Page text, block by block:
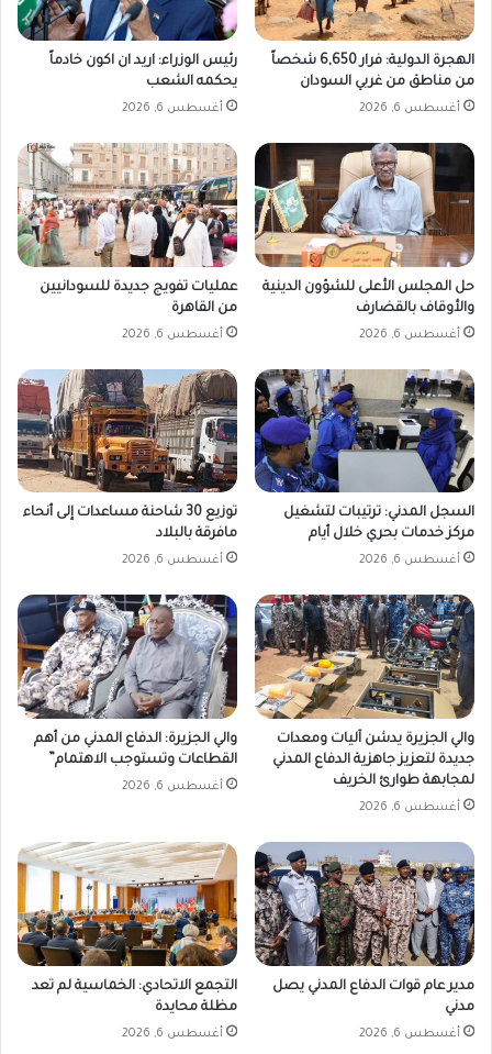
الهجرة الدولية: فرار 6,650 شخصاً
من مناطق من غربي السودان
أغسطس 6, 2026
رئيس الوزراء: اريد ان اكون خادماً
يحكمه الشعب
أغسطس 6, 2026
حل المجلس الأعلى للشؤون الدينية
والأوقاف بالقضارف
أغسطس 6, 2026
عمليات تفويج جديدة للسودانيين
من القاهرة
أغسطس 6, 2026
السجل المدني: ترتيبات لتشغيل
مركز خدمات بحري خلال أيام
أغسطس 6, 2026
توزيع 30 شاحنة مساعدات إلى أنحاء
مافرقة بالبلاد
أغسطس 6, 2026
والي الجزيرة يدشن آليات ومعدات
جديدة لتعزيز جاهزية الدفاع المدني
لمجابهة طوارئ الخريف
أغسطس 6, 2026
والي الجزيرة: الدفاع المدني من أهم
القطاعات وتستوجب الاهتمام”
أغسطس 6, 2026
مدير عام قوات الدفاع المدني يصل
مدني
أغسطس 6, 2026
التجمع الاتحادي: الخماسية لم تعد
مظلة محايدة
أغسطس 6, 2026